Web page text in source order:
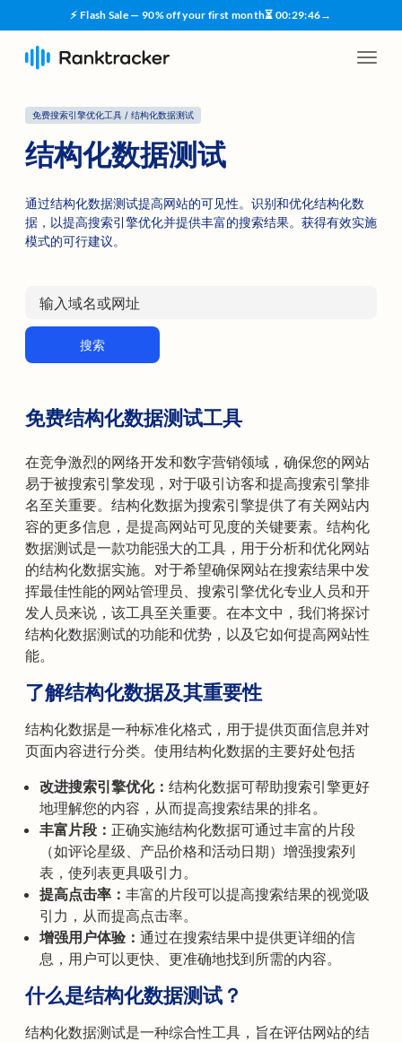
⚡ Flash Sale — 90% off your first month⏳ 00:29:45→
免费搜索引擎优化工具 / 结构化数据测试
结构化数据测试
通过结构化数据测试提高网站的可见性。识别和优化结构化数
据，以提高搜索引擎优化并提供丰富的搜索结果。获得有效实施
模式的可行建议。
搜索
免费结构化数据测试工具
在竞争激烈的网络开发和数字营销领域，确保您的网站
易于被搜索引擎发现，对于吸引访客和提高搜索引擎排
名至关重要。结构化数据为搜索引擎提供了有关网站内
容的更多信息，是提高网站可见度的关键要素。结构化
数据测试是一款功能强大的工具，用于分析和优化网站
的结构化数据实施。对于希望确保网站在搜索结果中发
挥最佳性能的网站管理员、搜索引擎优化专业人员和开
发人员来说，该工具至关重要。在本文中，我们将探讨
结构化数据测试的功能和优势，以及它如何提高网站性
能。
了解结构化数据及其重要性
结构化数据是一种标准化格式，用于提供页面信息并对
页面内容进行分类。使用结构化数据的主要好处包括
改进搜索引擎优化： 结构化数据可帮助搜索引擎更好
地理解您的内容，从而提高搜索结果的排名。
丰富片段： 正确实施结构化数据可通过丰富的片段
（如评论星级、产品价格和活动日期）增强搜索列
表，使列表更具吸引力。
提高点击率： 丰富的片段可以提高搜索结果的视觉吸
引力，从而提高点击率。
增强用户体验： 通过在搜索结果中提供更详细的信
息，用户可以更快、更准确地找到所需的内容。
什么是结构化数据测试？
结构化数据测试是一种综合性工具，旨在评估网站的结